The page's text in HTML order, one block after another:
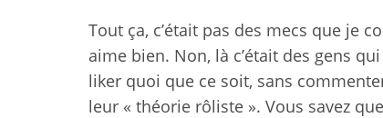
Tout ça, c’était pas des mecs que je
aime bien. Non, là c’était des gens
liker quoi que ce soit, sans
leur « théorie rôliste ». Vous savez